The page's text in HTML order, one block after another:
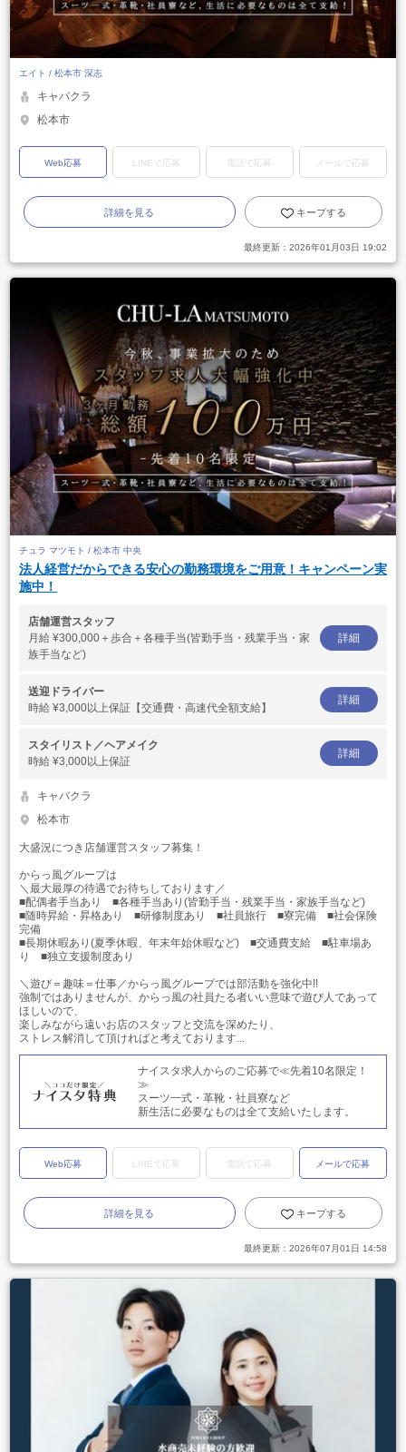
エイト / 松本市 深志
キャバクラ
松本市
Web応募 LINEで応募 電話で応募 メールで応募
詳細を見る キープする
最終更新： 2026年01月03日 19:02
チュラ マツモト / 松本市 中央
法人経営だからできる安心の勤務環境をご用意！キャンペーン実
施中！
店舗運営スタッフ
月給 ¥300,000＋歩合＋各種手当(皆勤手当・残業手当・家
族手当など)
詳細
送迎ドライバー
時給 ¥3,000以上保証【交通費・高速代全額支給】
詳細
スタイリスト／ヘアメイク
時給 ¥3,000以上保証
詳細
キャバクラ
松本市
大盛況につき店舗運営スタッフ募集！
からっ風グループは
＼最大最厚の待遇でお待ちしております／
■配偶者手当あり ■各種手当あり(皆勤手当・残業手当・家族手当など)
■随時昇給・昇格あり ■研修制度あり ■社員旅行 ■寮完備 ■社会保険
完備
■長期休暇あり(夏季休暇、年末年始休暇など) ■交通費支給 ■駐車場あ
り ■独立支援制度あり
＼遊び＝趣味＝仕事／からっ風グループでは部活動を強化中!!
強制ではありませんが、からっ風の社員たる者いい意味で遊び人であって
ほしいので、
楽しみながら遠いお店のスタッフと交流を深めたり、
ストレス解消して頂ければと考えております...
ナイスタ求人からのご応募で≪先着10名限定！
≫
スーツ一式・革靴・社員寮など
新生活に必要なものは全て支給いたします。
Web応募 LINEで応募 電話で応募 メールで応募
詳細を見る キープする
最終更新： 2026年07月01日 14:58